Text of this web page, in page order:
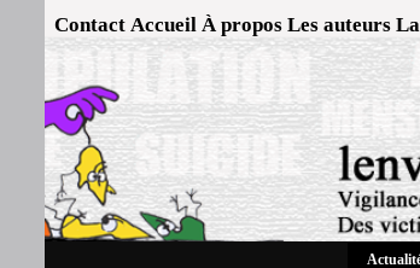
Contact Accueil À propos Les auteurs